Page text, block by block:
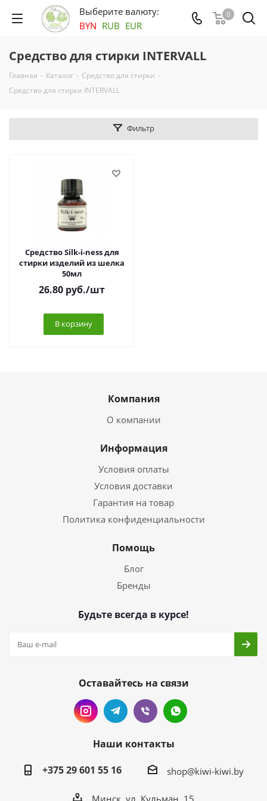
Выберите валюту:
BYN RUB EUR
0
Средство для стирки INTERVALL
Главная - Каталог - Средство для стирки -
Средство для стирки INTERVALL
Фильтр
Средство Silk-i-ness для
стирки изделий из шелка
50мл
26.80 руб./шт
В корзину
Компания
О компании
Информация
Условия оплаты
Условия доставки
Гарантия на товар
Политика конфиденциальности
Помощь
Блог
Бренды
Будьте всегда в курсе!
Оставайтесь на связи
Наши контакты
+375 29 601 55 16
shop@kiwi-kiwi.by
Минск, ул. Кульман, 15